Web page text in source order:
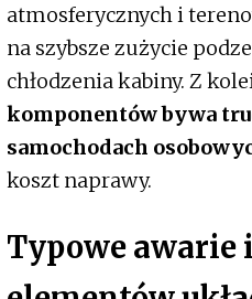
atmosferycznych i
na szybsze zużycie
chłodzenia kabiny. Z
komponentów bywa
samochodach
koszt naprawy.
Typowe awarie